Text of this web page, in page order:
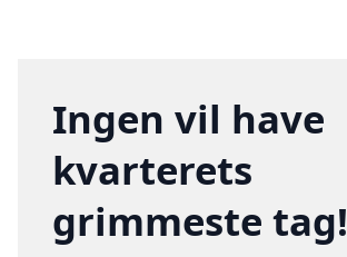
Ingen vil have
kvarterets
grimmeste tag!